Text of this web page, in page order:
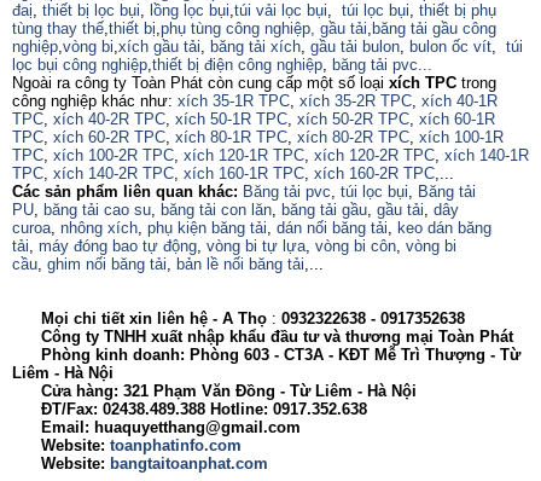
đaị, thiết bị lọc bụi, lồng lọc bụi,túi vải lọc bụi, túi lọc bụi, thiết bị phụ
tùng thay thế,thiết bị,phụ tùng công nghiệp, gầu tải, băng tải gầu công
nghiệp,vòng bi,xích gầu tải, băng tải xích, gầu tải bulon, bulon ốc vít, túi
lọc bụi công nghiệp,thiết bị điện công nghiệp, băng tải pvc...
Ngoài ra công ty Toàn Phát còn cung cấp một số loại xích TPC trong
công nghiệp khác như: xích 35-1R TPC, xích 35-2R TPC, xích 40-1R
TPC, xích 40-2R TPC, xích 50-1R TPC, xích 50-2R TPC, xích 60-1R
TPC, xích 60-2R TPC, xích 80-1R TPC, xích 80-2R TPC, xích 100-1R
TPC, xích 100-2R TPC, xích 120-1R TPC, xích 120-2R TPC, xích 140-1R
TPC, xích 140-2R TPC, xích 160-1R TPC, xích 160-2R TPC,...
Các sản phẩm liên quan khác: Băng tải pvc, túi lọc bụi, Băng tải
PU, băng tải cao su, băng tải con lăn, băng tải gầu, gầu tải, dây
curoa, nhông xích, phụ kiện băng tải, dán nối băng tải, keo dán băng
tải, máy đóng bao tự động, vòng bi tự lựa, vòng bi côn, vòng bi
cầu, ghim nối băng tải, bản lề nối băng tải,...
Mọi chi tiết xin liên hệ - A Thọ : 0932322638 - 0917352638
Công ty TNHH xuất nhập khẩu đầu tư và thương mại Toàn Phát
Phòng kinh doanh: Phòng 603 - CT3A - KĐT Mễ Trì Thượng - Từ
Liêm - Hà Nội
Cửa hàng: 321 Phạm Văn Đồng - Từ Liêm - Hà Nội
ĐT/Fax: 02438.489.388 Hotline: 0917.352.638
Email: huaquyetthang@gmail.com
Website: toanphatinfo.com
Website: bangtaitoanphat.com